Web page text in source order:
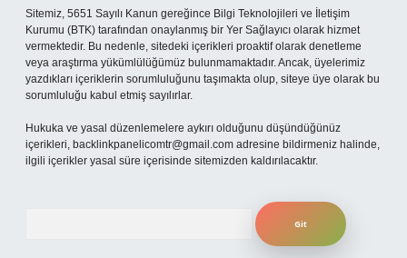
Sitemiz, 5651 Sayılı Kanun gereğince Bilgi Teknolojileri ve İletişim
Kurumu (BTK) tarafından onaylanmış bir Yer Sağlayıcı olarak hizmet
vermektedir. Bu nedenle, sitedeki içerikleri proaktif olarak denetleme
veya araştırma yükümlülüğümüz bulunmamaktadır. Ancak, üyelerimiz
yazdıkları içeriklerin sorumluluğunu taşımakta olup, siteye üye olarak bu
sorumluluğu kabul etmiş sayılırlar.
Hukuka ve yasal düzenlemelere aykırı olduğunu düşündüğünüz
içerikleri, backlinkpanelicomtr@gmail.com adresine bildirmeniz halinde,
ilgili içerikler yasal süre içerisinde sitemizden kaldırılacaktır.